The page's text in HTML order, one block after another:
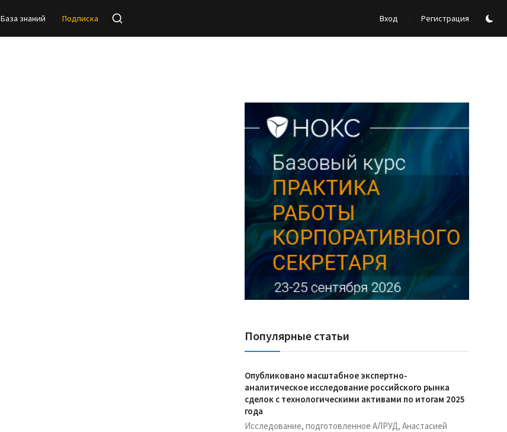
База знаний Подписка Вход Регистрация
Реклама Ассоциации "НОКС", ИНН 7709980401, ERID:2SDnjdY5NTb
Популярные статьи
Опубликовано масштабное экспертно-
аналитическое исследование российского рынка
сделок с технологическими активами по итогам 2025
года
Исследование, подготовленное АЛРУД, Анастасией